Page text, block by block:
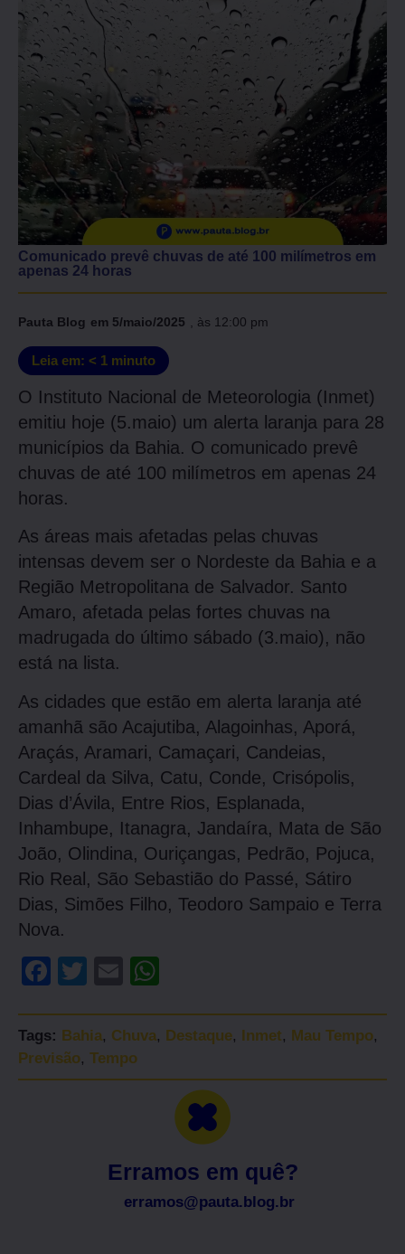
Comunicado prevê chuvas de até 100 milímetros em
apenas 24 horas
Pauta Blog em 5/maio/2025 , às 12:00 pm
Leia em: < 1 minuto
O Instituto Nacional de Meteorologia (Inmet)
emitiu hoje (5.maio) um alerta laranja para 28
municípios da Bahia. O comunicado prevê
chuvas de até 100 milímetros em apenas 24
horas.
As áreas mais afetadas pelas chuvas
intensas devem ser o Nordeste da Bahia e a
Região Metropolitana de Salvador. Santo
Amaro, afetada pelas fortes chuvas na
madrugada do último sábado (3.maio), não
está na lista.
As cidades que estão em alerta laranja até
amanhã são Acajutiba, Alagoinhas, Aporá,
Araçás, Aramari, Camaçari, Candeias,
Cardeal da Silva, Catu, Conde, Crisópolis,
Dias d’Ávila, Entre Rios, Esplanada,
Inhambupe, Itanagra, Jandaíra, Mata de São
João, Olindina, Ouriçangas, Pedrão, Pojuca,
Rio Real, São Sebastião do Passé, Sátiro
Dias, Simões Filho, Teodoro Sampaio e Terra
Nova.
Facebook
Twitter
Email
Tags: Bahia, Chuva, Destaque, Inmet, Mau Tempo,
Previsão, Tempo
Erramos em quê?
erramos@pauta.blog.br